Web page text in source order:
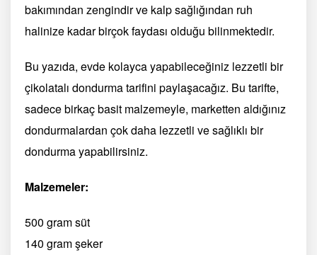
bakımından zengindir ve kalp sağlığından ruh
halinize kadar birçok faydası olduğu bilinmektedir.
Bu yazıda, evde kolayca yapabileceğiniz lezzetli bir
çikolatalı dondurma tarifini paylaşacağız. Bu tarifte,
sadece birkaç basit malzemeyle, marketten aldığınız
dondurmalardan çok daha lezzetli ve sağlıklı bir
dondurma yapabilirsiniz.
Malzemeler:
500 gram süt
140 gram şeker